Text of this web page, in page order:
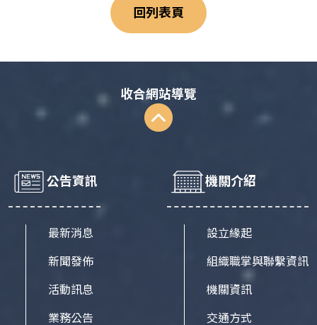
回列表頁
收合網站導覽
公告資訊
最新消息
新聞發佈
活動訊息
業務公告
機關介紹
設立緣起
組織職掌與聯繫資訊
機關資訊
交通方式